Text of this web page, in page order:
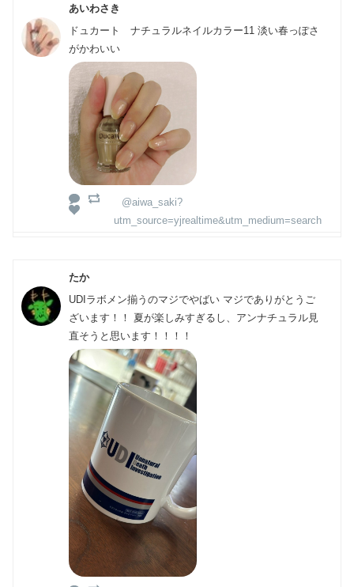
あいわさき
ドュカート ナチュラルネイルカラー11 淡い春っぽさ
がかわいい
@aiwa_saki?
utm_source=yjrealtime&utm_medium=search
たか
UDIラボメン揃うのマジでやばい マジでありがとうご
ざいます！！ 夏が楽しみすぎるし、アンナチュラル見
直そうと思います！！！！